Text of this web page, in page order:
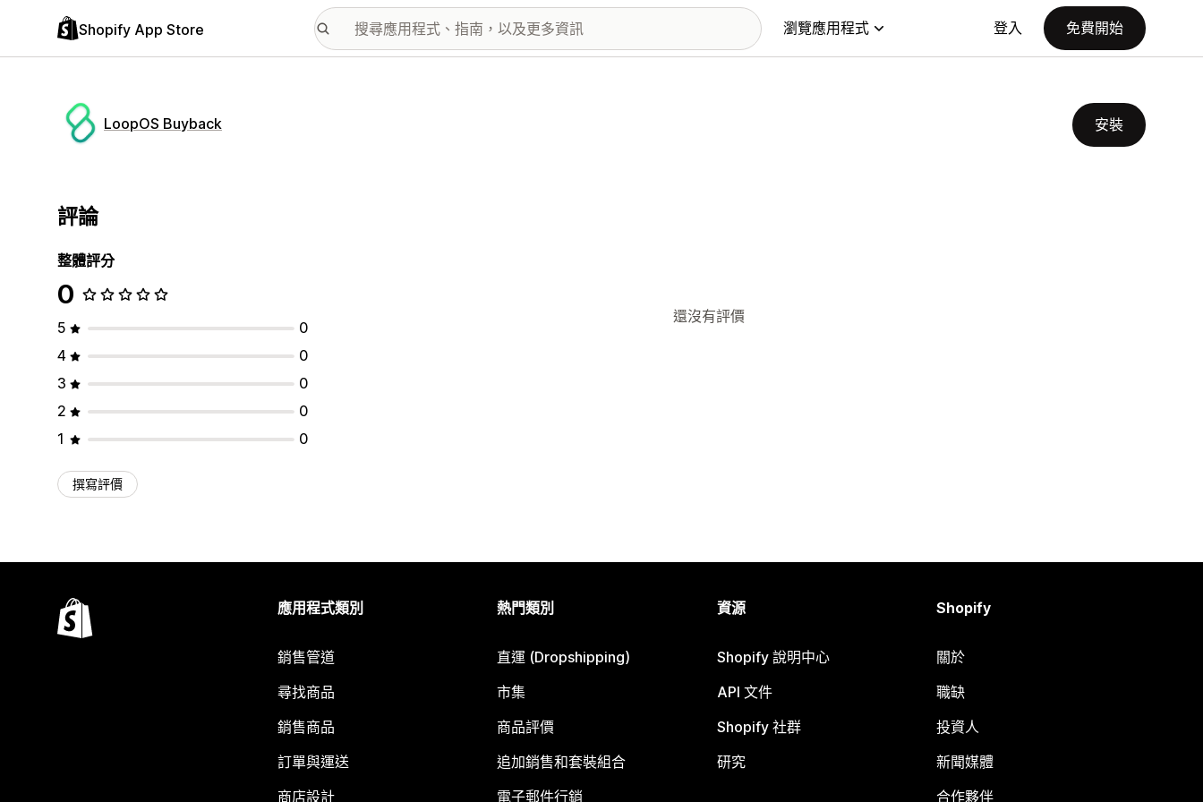
Shopify App Store 瀏覽應用程式 登入 免費開始
LoopOS Buyback 安裝
評論
整體評分
0
5
0
4
0
3
0
2
0
1
0
撰寫評價
還沒有評價
應用程式類別
銷售管道
尋找商品
銷售商品
訂單與運送
商店設計
熱門類別
直運 (Dropshipping)
市集
商品評價
追加銷售和套裝組合
電子郵件行銷
資源
Shopify 說明中心
API 文件
Shopify 社群
研究
Shopify
關於
職缺
投資人
新聞媒體
合作夥伴